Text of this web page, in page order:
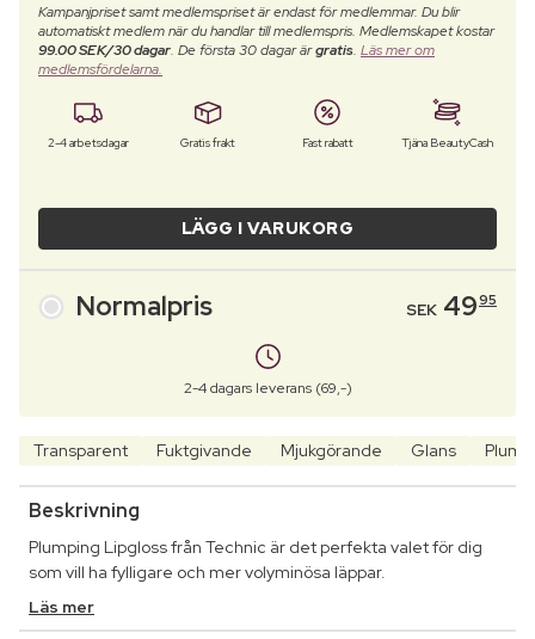
Kampanjpriset samt medlemspriset är endast för medlemmar. Du blir
automatiskt medlem när du handlar till medlemspris. Medlemskapet kostar
99.00 SEK/30 dagar. De första 30 dagar ärgratis. Läs mer om
medlemsfördelarna.
2-4 arbetsdagar Gratis frakt Fast rabatt Tjäna BeautyCash
LÄGG I VARUKORG
Normalpris SEK 4995
2-4 dagars leverans (69,-)
Transparent Fuktgivande Mjukgörande Glans
Beskrivning
Plumping Lipgloss från Technic är det perfekta valet för dig
som vill ha fylligare och mer volyminösa läppar.
Läs mer